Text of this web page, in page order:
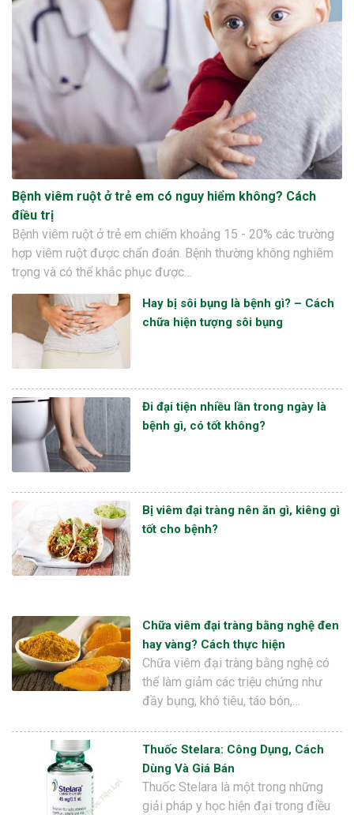
Bệnh viêm ruột ở trẻ em có nguy hiểm không? Cách
điều trị
Bệnh viêm ruột ở trẻ em chiếm khoảng 15 - 20% các trường
hợp viêm ruột được chẩn đoán. Bệnh thường không nghiêm
trọng và có thể khắc phục được…
Hay bị sôi bụng là bệnh gì? – Cách
chữa hiện tượng sôi bụng
Đi đại tiện nhiều lần trong ngày là
bệnh gì, có tốt không?
Bị viêm đại tràng nên ăn gì, kiêng gì
tốt cho bệnh?
Chữa viêm đại tràng bằng nghệ đen
hay vàng? Cách thực hiện
Chữa viêm đại tràng bằng nghệ có
thể làm giảm các triệu chứng như
đầy bụng, khó tiêu, táo bón,…
Thuốc Stelara: Công Dụng, Cách
Dùng Và Giá Bán
Thuốc Stelara là một trong những
giải pháp y học hiện đại trong điều